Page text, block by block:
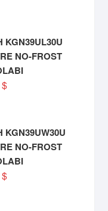
KGN39UL30U
NO-FROST
$
KGN39UW30U
NO-FROST
$